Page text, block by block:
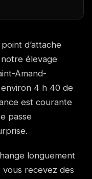
d’attache
élevage
Amand-
4 h 40 de
est courante
passe
longuement
recevez des